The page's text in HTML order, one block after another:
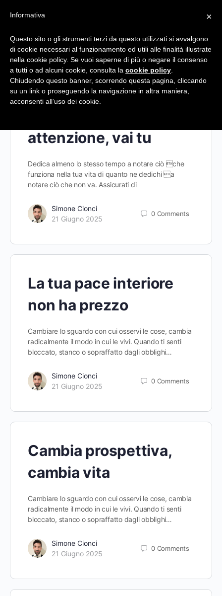
Giorno:21 Giugno 2025
attenzione, vai tu
Dedica almeno lo stesso tempo a notare ciò che
funziona nella tua vita di quanto ne dedichi a
notare ciò che non va. Assicurati di
Simone Cionci
21 Giugno 2025
0 Comments
La tua pace interiore
non ha prezzo
Cambiare lo sguardo con cui osservi le cose, cambia
radicalmente il modo in cui le vivi. Quando ti senti
bloccato, stanco o sopraffatto dagli obblighi…
Simone Cionci
21 Giugno 2025
0 Comments
Cambia prospettiva,
cambia vita
Cambiare lo sguardo con cui osservi le cose, cambia
radicalmente il modo in cui le vivi. Quando ti senti
bloccato, stanco o sopraffatto dagli obblighi…
Simone Cionci
21 Giugno 2025
0 Comments
×
Informativa
Questo sito o gli strumenti terzi da questo utilizzati si avvalgono
di cookie necessari al funzionamento ed utili alle finalità illustrate
nella cookie policy. Se vuoi saperne di più o negare il consenso
a tutti o ad alcuni cookie, consulta la cookie policy
Chiudendo questo banner, scorrendo questa pagina, cliccando
su un link o proseguendo la navigazione in altra maniera,
acconsenti all’uso dei cookie.